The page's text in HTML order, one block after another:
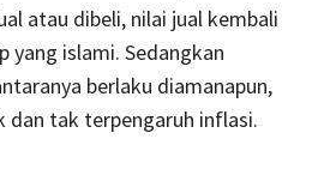
atau dibeli, nilai jual kembali
yang islami. Sedangkan
berlaku diamanapun,
dan tak terpengaruh inflasi.